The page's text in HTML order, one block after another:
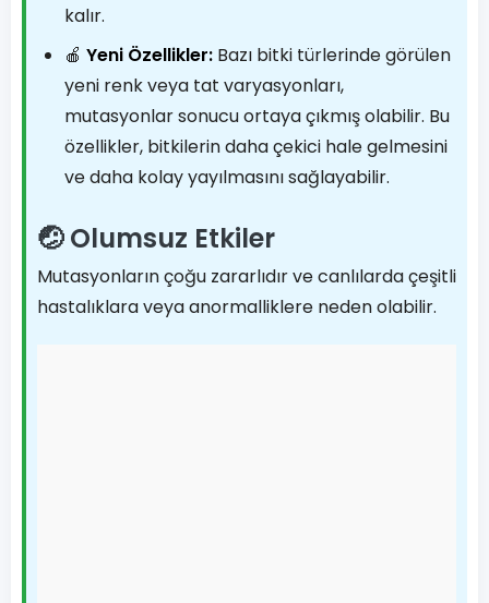
kalır.
🍎 Yeni Özellikler: Bazı bitki türlerinde görülen
yeni renk veya tat varyasyonları,
mutasyonlar sonucu ortaya çıkmış olabilir. Bu
özellikler, bitkilerin daha çekici hale gelmesini
ve daha kolay yayılmasını sağlayabilir.
🤕 Olumsuz Etkiler
Mutasyonların çoğu zararlıdır ve canlılarda çeşitli
hastalıklara veya anormalliklere neden olabilir.